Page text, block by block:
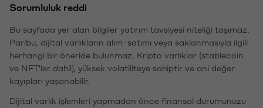
Sorumluluk reddi
Bu sayfada yer alan bilgiler yatırım tavsiyesi niteliği taşımaz.
Paribu, dijital varlıkların alım-satımı veya saklanmasıyla ilgili
herhangi bir öneride bulunmaz. Kripto varlıklar (stablecoin
ve NFT'ler dahil), yüksek volatiliteye sahiptir ve ani değer
kayıpları yaşanabilir.
Dijital varlık işlemleri yapmadan önce finansal durumunuzu